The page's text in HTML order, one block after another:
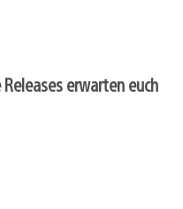
erwarten euch